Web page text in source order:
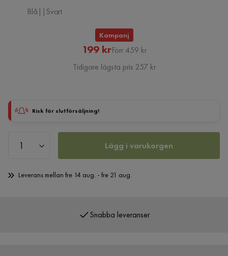
Blå||Svart
Kampanj
Rabatterat
Pris
199 krOriginal
Pris
Förr 459 kr
Tidigare lägsta pris 257 kr
Risk för slutförsäljning!
Lägg i varukorgen
Leverans mellan fre 14 aug. - fre 21 aug.
Snabba leveranser